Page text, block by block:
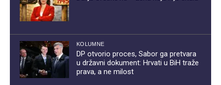
KOLUMNE
DP otvorio proces, Sabor ga pretvara
u državni dokument: Hrvati u BiH traže
prava, a ne milost